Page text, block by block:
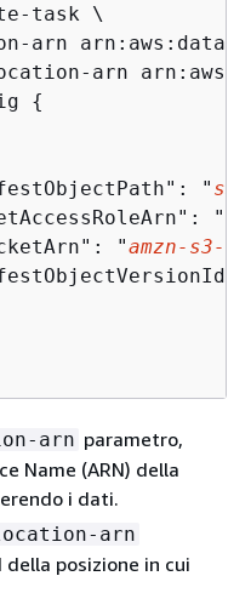
task \
arn
arn
{
"
"
"
amzn-s3-
arn parametro,
Name (ARN) della
i dati.
arn
posizione in cui